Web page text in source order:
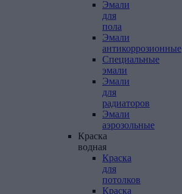
Эмали
для
пола
Эмали
антикоррозионные
Специальные
эмали
Эмали
для
радиаторов
Эмали
аэрозольные
Краска
водная
Краска
для
потолков
Краска